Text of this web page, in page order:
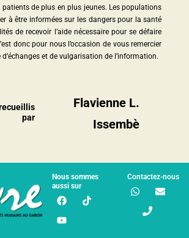
patients de plus en plus jeunes. Les populations
à être informées sur les dangers pour la santé
de recevoir l’aide nécessaire pour se défaire
donc pour nous l’occasion de vous remercier
et de vulgarisation de l’information.
par
Flavienne L.
Issembè
Nous sommes
aussi sur
Contactez-nous